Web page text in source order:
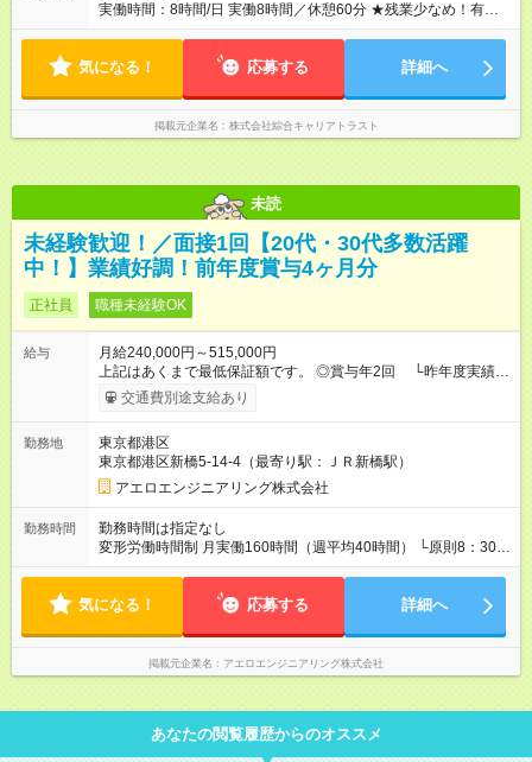
実働時間：8時間/日 実働8時間／休憩60分 ★残業少なめ！有給
も基本取りやすいので、プライベートも充実♪
気になる！ 応募する 詳細へ
掲載元企業名 株式会社綜合キャリアトラスト
未読
未経験歓迎！／面接1回【20代・30代多数活躍
中！】業績好調！前年度賞与4ヶ月分
正社員 職種未経験OK
給与
月給240,000円～515,000円
上記はあくまで最低保証額です。 ◎賞与年2回 └昨年度実績：
4ヶ月分支給 ◎残業代は別途支給します ★資格手当 2022年7月
より 対象資格を10種に拡大！ 一つの資格あたり 手当1000～
クアップします！ ★遠方からの応募者の方には ・住宅補助制度
有 └家賃半額補助 └保証金・敷金全額会社負担 ・引越し代
補助有 └一律10万円支給 【試用期間】試用期間あり 試用期間
の長さ：3ヶ月 雇用形態、給与は本採用時と同じです。
交通費別途支給あり
勤務地
東京都港区
東京都港区新橋5-14-4（最寄り駅：ＪＲ新橋駅）
アエロエンジニアリング株式会社
勤務時間
勤務時間は指定なし
変形労働時間制 月実働160時間（週平均40時間） └原則8：30～
17：30 ◎残業ほぼなし(月10h程度) 基本は定時退社となりま
り (多くても3ヶ月～半年に1回程度)
気になる！ 応募する 詳細へ
掲載元企業名 アエロエンジニアリング株式会社
あなたの閲覧履歴からのオススメ